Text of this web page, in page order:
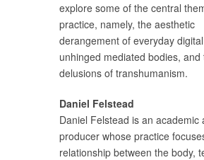
explore some of the central
practice, namely, the aesthetic
derangement of everyday
unhinged mediated bodies, and
delusions of transhumanism.
Daniel Felstead
Daniel Felstead is an academic
producer whose practice
relationship between the body,